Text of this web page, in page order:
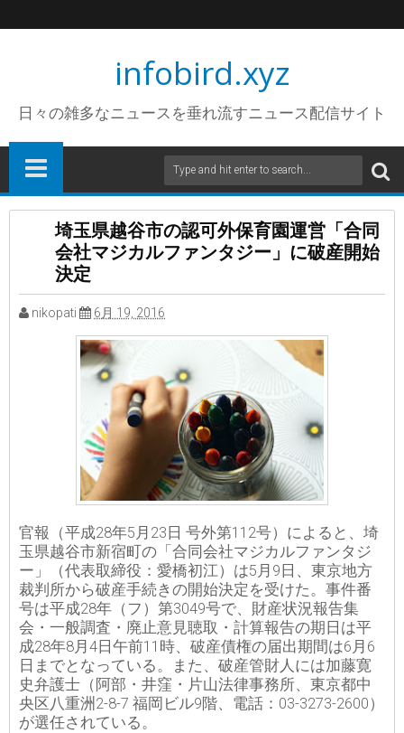
infobird.xyz
日々の雑多なニュースを垂れ流すニュース配信サイト
埼玉県越谷市の認可外保育園運営「合同
会社マジカルファンタジー」に破産開始
決定
nikopati 6月 19, 2016
官報（平成28年5月23日 号外第112号）によると、埼
玉県越谷市新宿町の「合同会社マジカルファンタジ
ー」（代表取締役：愛橋初江）は5月9日、東京地方
裁判所から破産手続きの開始決定を受けた。事件番
号は平成28年（フ）第3049号で、財産状況報告集
会・一般調査・廃止意見聴取・計算報告の期日は平
成28年8月4日午前11時、破産債権の届出期間は6月6
日までとなっている。また、破産管財人には加藤寛
史弁護士（阿部・井窪・片山法律事務所、東京都中
央区八重洲2-8-7 福岡ビル9階、電話：03-3273-2600）
が選任されている。